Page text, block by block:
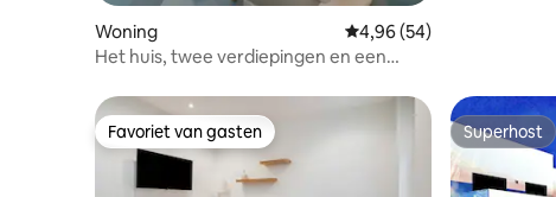
Woning Gemiddelde beoordeling
4,96 (54)
Het huis, twee verdiepingen en een
Favoriet van gasten
Favoriet van gasten Superhost
Superhost